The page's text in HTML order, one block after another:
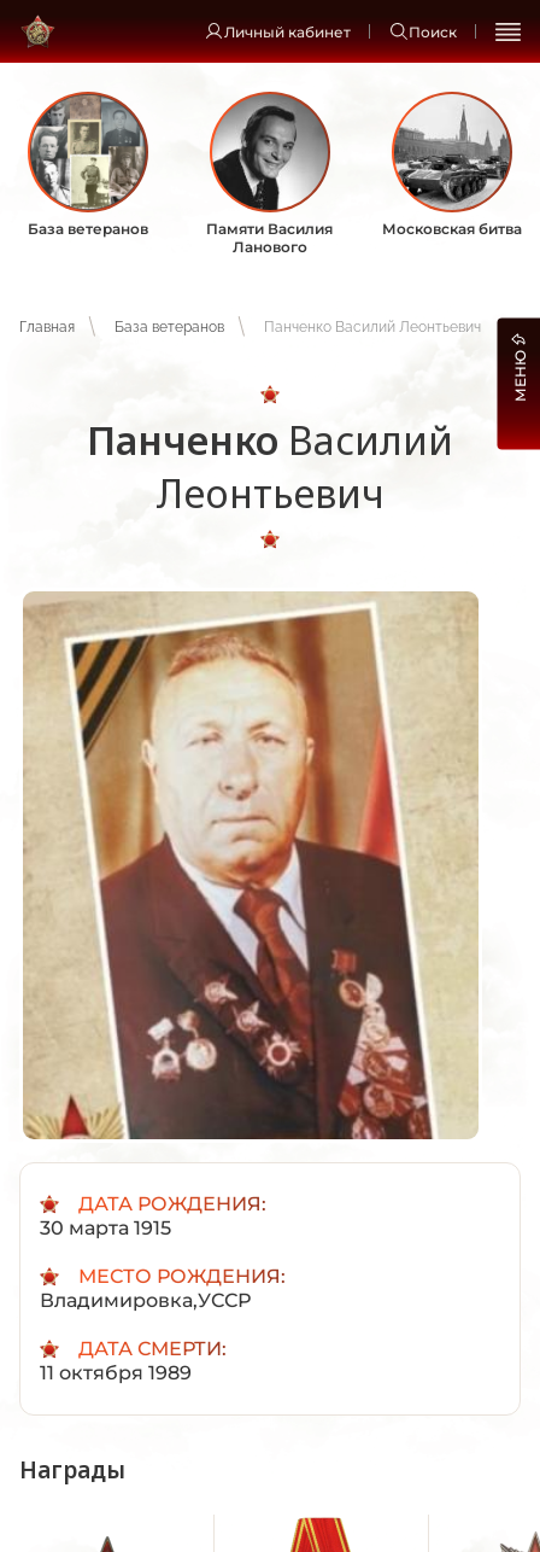
Личный кабинет Поиск
База ветеранов
Памяти Василия
Ланового
Московская битва
Главная База ветеранов Панченко Василий Леонтьевич
Панченко Василий
Леонтьевич
ДАТА РОЖДЕНИЯ:
30 марта 1915
МЕСТО РОЖДЕНИЯ:
Владимировка,УССР
ДАТА СМЕРТИ:
11 октября 1989
Награды
МЕНЮ